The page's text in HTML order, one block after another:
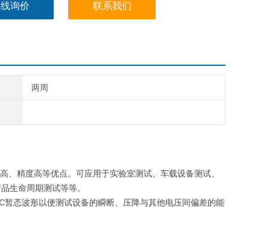
询价 联系我们
两周
精度高等优点。可应用于实验室测试、车载设备测试、
生命周期测试等等。
暂态波形以便测试设备的瞬断、压降与其他电压间偏差的能